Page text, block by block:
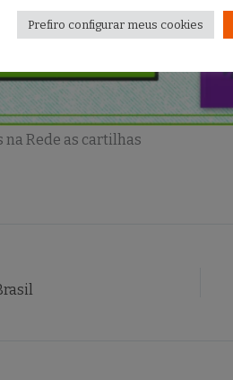
na Rede as cartilhas
Prefiro configurar meus cookies